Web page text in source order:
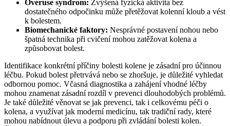
Overuse syndrom: Zvýšená fyzická aktivita bez
dostatečného odpočinku může přetěžovat kolenní kloub a vést
k bolestem.
Biomechanické faktory: Nesprávné postavení nohou nebo
špatná technika při cvičení mohou zatěžovat kolena a
způsobovat bolest.
Identifikace konkrétní příčiny bolesti kolene je zásadní pro účinnou
léčbu. Pokud bolest přetrvává nebo se zhoršuje, je důležité vyhledat
odbornou pomoc. Včasná diagnostika a zahájení vhodné léčby
mohou znamenat zásadní rozdíl v prevenci dlouhodobých problémů.
Je také důležité věnovat se jak prevenci, tak i celkovému péči o
kolena, a využívat jak moderní medicínu, tak tradiční rady, které
mohou nabídnout úlevu a podporu při zvládání bolesti kolen.